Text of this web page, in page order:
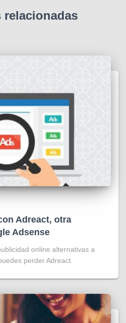
relacionadas
Adreact, otra
Adsense
online alternativas a
perder Adreact.